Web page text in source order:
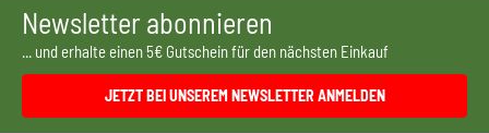
Newsletter abonnieren
... und erhalte einen 5€ Gutschein für den nächsten Einkauf
JETZT BEI UNSEREM NEWSLETTER ANMELDEN